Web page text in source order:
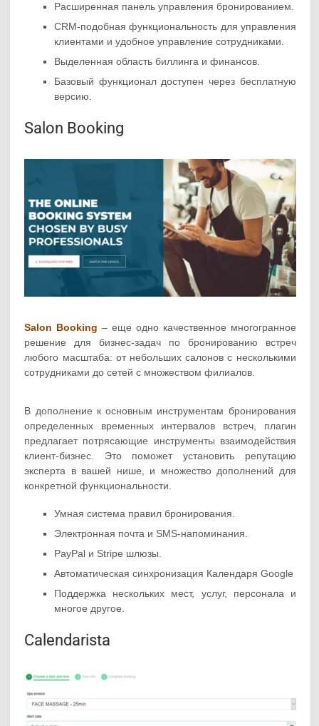
Расширенная панель управления бронированием.
CRM-подобная функциональность для управления
клиентами и удобное управление сотрудниками.
Выделенная область биллинга и финансов.
Базовый функционал доступен через бесплатную
версию.
Salon Booking
Salon Booking – еще одно качественное многогранное
решение для бизнес-задач по бронированию встреч
любого масштаба: от небольших салонов с несколькими
сотрудниками до сетей с множеством филиалов.
В дополнение к основным инструментам бронирования
определенных временных интервалов встреч, плагин
предлагает потрясающие инструменты взаимодействия
клиент-бизнес. Это поможет установить репутацию
эксперта в вашей нише, и множество дополнений для
конкретной функциональности.
Умная система правил бронирования.
Электронная почта и SMS-напоминания.
PayPal и Stripe шлюзы.
Автоматическая синхронизация Календаря Google
Поддержка нескольких мест, услуг, персонала и
многое другое.
Calendarista